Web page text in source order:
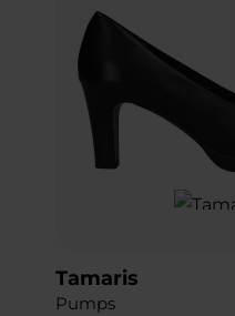
Tamaris
Pumps